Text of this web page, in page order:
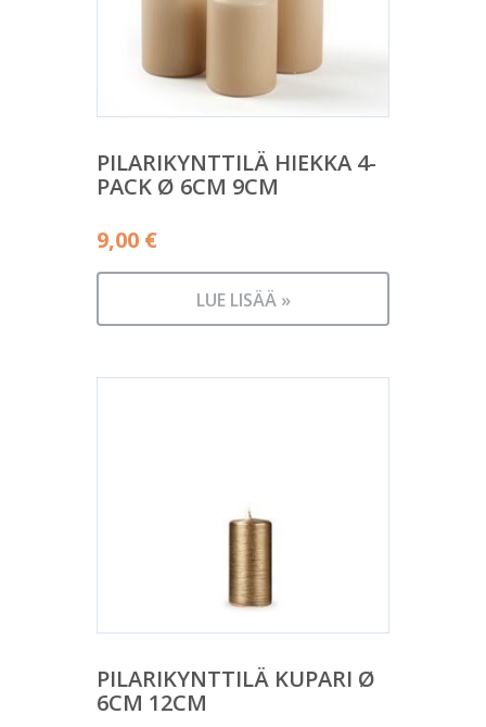
PILARIKYNTTILÄ HIEKKA 4-
PACK Ø 6CM 9CM
9,00 €
LUE LISÄÄ »
PILARIKYNTTILÄ KUPARI Ø
6CM 12CM